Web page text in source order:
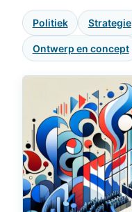
Politiek Strategie
Ontwerp en concept